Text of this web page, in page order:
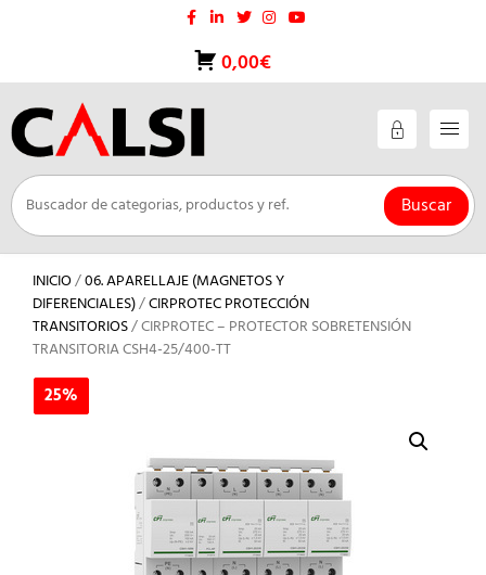
0,00€
Buscar
INICIO/06. APARELLAJE (MAGNETOS Y
DIFERENCIALES)/CIRPROTEC PROTECCIÓN
TRANSITORIOS/ CIRPROTEC – PROTECTOR SOBRETENSIÓN
TRANSITORIA CSH4-25/400-TT
25%
25%